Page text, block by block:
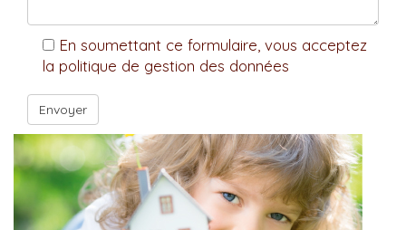
En soumettant ce formulaire, vous acceptez
la politique de gestion des données